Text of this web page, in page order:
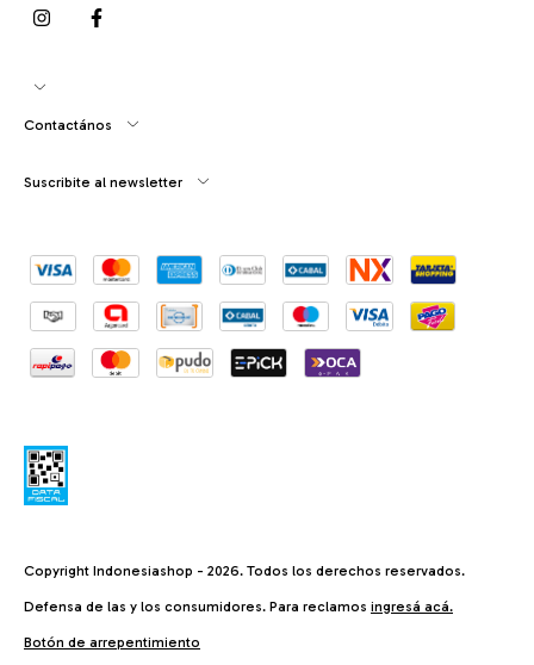
Contactános
Suscribite al newsletter
Copyright Indonesiashop - 2026. Todos los derechos reservados.
Defensa de las y los consumidores. Para reclamos ingresá acá.
Botón de arrepentimiento